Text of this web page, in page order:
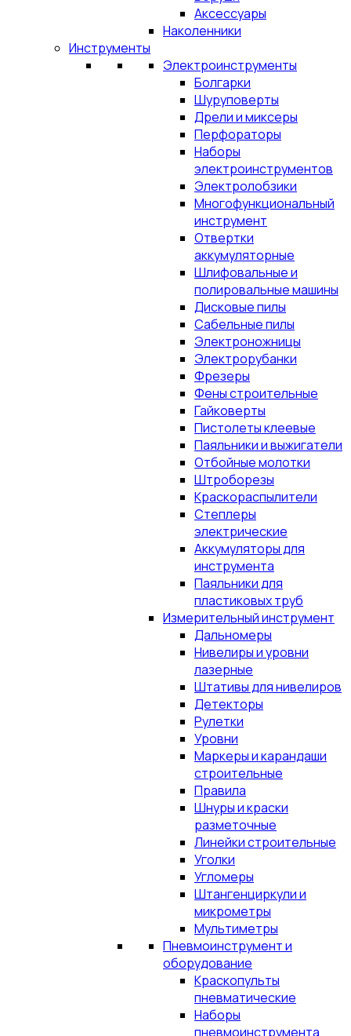
Аксессуары
Наколенники
Инструменты
Электроинструменты
Болгарки
Шуруповерты
Дрели и миксеры
Перфораторы
Наборы
электроинструментов
Электролобзики
Многофункциональный
инструмент
Отвертки
аккумуляторные
Шлифовальные и
полировальные машины
Дисковые пилы
Сабельные пилы
Электроножницы
Электрорубанки
Фрезеры
Фены строительные
Гайковерты
Пистолеты клеевые
Паяльники и выжигатели
Отбойные молотки
Штроборезы
Краскораспылители
Степлеры
электрические
Аккумуляторы для
инструмента
Паяльники для
пластиковых труб
Измерительный инструмент
Дальномеры
Нивелиры и уровни
лазерные
Штативы для нивелиров
Детекторы
Рулетки
Уровни
Маркеры и карандаши
строительные
Правила
Шнуры и краски
разметочные
Линейки строительные
Уголки
Угломеры
Штангенциркули и
микрометры
Мультиметры
Пневмоинструмент и
оборудование
Краскопульты
пневматические
Наборы
пневмоинструмента